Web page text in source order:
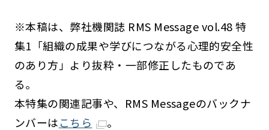
※本稿は、弊社機関誌 RMS Message vol.48 特
集1「組織の成果や学びにつながる心理的安全性
のあり方」より抜粋・一部修正したものであ
る。
本特集の関連記事や、RMS Messageのバックナ
ンバーはこちら 。